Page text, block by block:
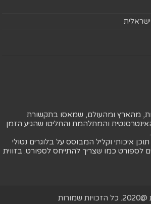
מהארץ ומהעולם, שמאסו בתקשורת
והמתלהמת והחליטו שהגיע הזמן
איכותי וקליל המבוסס על בלוגרים נטולי
לספורט כמו שצריך להתייחס לספורט. בזווית
שמורות